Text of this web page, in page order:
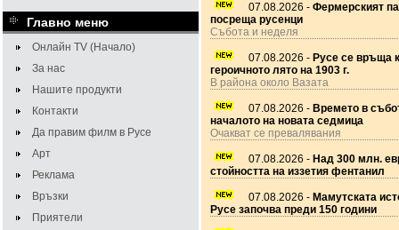
Главно меню
Онлайн TV (Начало)
За нас
Нашите продукти
Контакти
Да правим филм в Русе
Арт
Реклама
Връзки
Приятели
07.08.2026 - Фермерският
посреща русенци
Събота и неделя
07.08.2026 - Русе се връща
героичното лято на 1903 г.
В района около Вазата
07.08.2026 - Времето в
началото на новата седмица
Очакват се превалявания
07.08.2026 - Над 300 млн.
стойността на иззетия фентанил
07.08.2026 - Мамутската
Русе започва преди 150 години